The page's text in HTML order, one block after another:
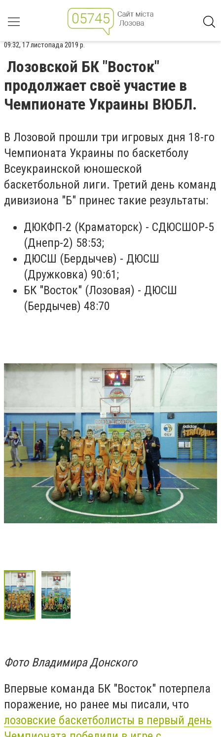
09:32, 17 листопада 2019 р.
Лозовской БК "Восток"
продолжает своё участие в
Чемпионате Украины ВЮБЛ.
В Лозовой прошли три игровых дня 18-го
Чемпионата Украины по баскетболу
Всеукраинской юношеской
баскетбольной лиги. Третий день команд
дивизиона "Б" принес такие результаты:
ДЮКФП-2 (Краматорск) - СДЮСШОР-5
(Днепр-2) 58:53;
ДЮСШ (Бердычев) - ДЮСШ
(Дружковка) 90:61;
БК "Восток" (Лозовая) - ДЮСШ
(Бердычев) 48:70
Фото Владимира Донского
Впервые команда БК "Восток" потерпела
поражение, но ранее мы писали, что
лозовские баскетболисты в первый день